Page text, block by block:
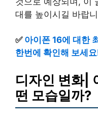
대를 높이시길 바랍
✅ 아이폰 16에 대한
한번에 확인해 보세
디자인 변화|
떤 모습일까?